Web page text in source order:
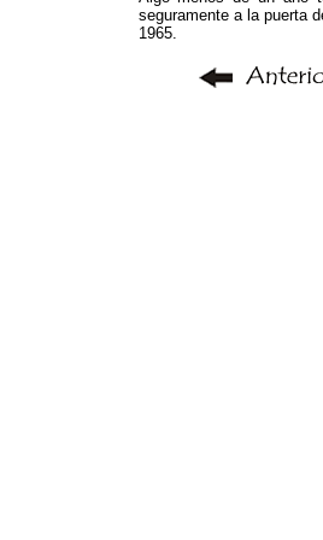
seguramente a la puerta
1965.